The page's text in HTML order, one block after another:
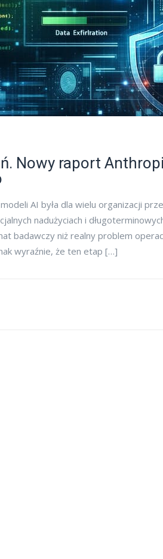
Nowy raport
AI była dla wielu organizacji
nadużyciach i
badawczy niż realny problem
wyraźnie, że ten etap […]